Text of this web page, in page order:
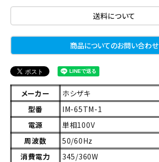
送料について
商品についてのお問い合わせ
メーカー
ホシザキ
型番
IM-65TM-1
電源
単相100V
周波数
50/60Hz
消費電力
345/360W